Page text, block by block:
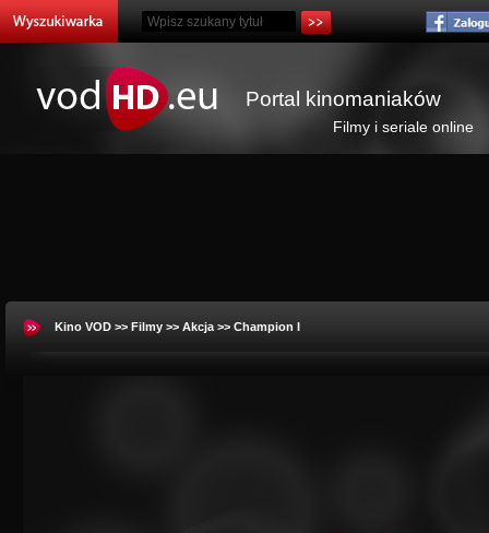
Portal kinomaniaków
Filmy i seriale online
Kino VOD >> Filmy >> Akcja >> Champion I